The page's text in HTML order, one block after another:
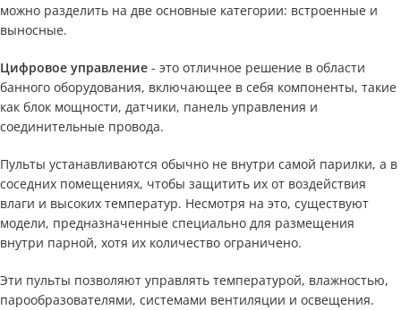
можно разделить на две основные категории: встроенные и
выносные.
Цифровое управление - это отличное решение в области
банного оборудования, включающее в себя компоненты, такие
как блок мощности, датчики, панель управления и
соединительные провода.
Пульты устанавливаются обычно не внутри самой парилки, а в
соседних помещениях, чтобы защитить их от воздействия
влаги и высоких температур. Несмотря на это, существуют
модели, предназначенные специально для размещения
внутри парной, хотя их количество ограничено.
Эти пульты позволяют управлять температурой, влажностью,
парообразователями, системами вентиляции и освещения.